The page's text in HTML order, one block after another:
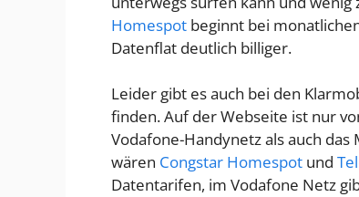
Homespot beginnt bei
Datenflat deutlich billiger.
Leider gibt es auch bei den
finden. Auf der Webseite ist nur
Vodafone-Handynetz als auch
wären Congstar Homespot und
Datentarifen, im Vodafone Netz